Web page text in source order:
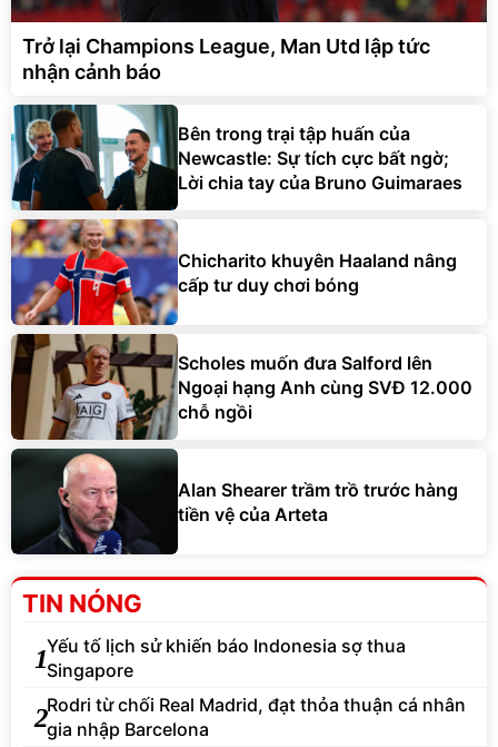
Trở lại Champions League, Man Utd lập tức
nhận cảnh báo
Bên trong trại tập huấn của
Newcastle: Sự tích cực bất ngờ;
Lời chia tay của Bruno Guimaraes
Chicharito khuyên Haaland nâng
cấp tư duy chơi bóng
Scholes muốn đưa Salford lên
Ngoại hạng Anh cùng SVĐ 12.000
chỗ ngồi
Alan Shearer trầm trồ trước hàng
tiền vệ của Arteta
TIN NÓNG
1Yếu tố lịch sử khiến báo Indonesia sợ thua
Singapore
2Rodri từ chối Real Madrid, đạt thỏa thuận cá nhân
gia nhập Barcelona